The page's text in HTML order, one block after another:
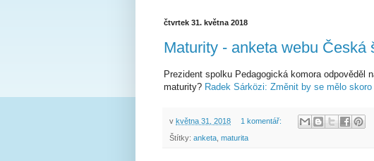
čtvrtek 31. května 2018
Maturity - anketa webu Česká
Prezident spolku Pedagogická komora
maturity? Radek Sárközi: Změnit by se mělo
v května 31, 2018 1 komentář:
Štítky: anketa maturita